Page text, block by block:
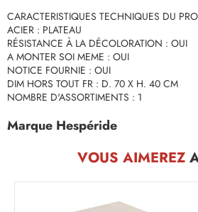
CARACTERISTIQUES TECHNIQUES DU
ACIER : PLATEAU
RÉSISTANCE À LA DÉCOLORATION : OUI
A MONTER SOI MEME : OUI
NOTICE FOURNIE : OUI
DIM HORS TOUT FR : D. 70 X H. 40 CM
NOMBRE D'ASSORTIMENTS : 1
Marque Hespéride
VOUS AIMEREZ